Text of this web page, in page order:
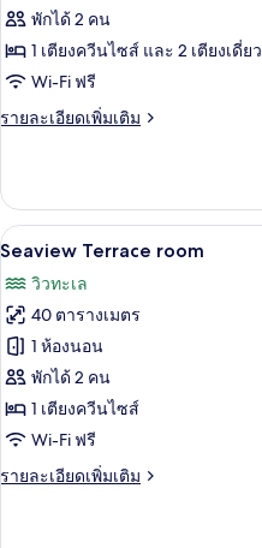
ของ
เพ
นท์
เฮา
2
ห้อง
นอน
พักได้ 2 คน
1 เตียงควีนไซส์ และ 2 เตียงเดี่ยว
Wi-Fi ฟรี
รายละเอียดเพิ่มเติม
ราย
เกี่ยว
กับ
เพ
เฮา
ส์,
ห้อง
นอน
เปิด
ภาพถ่าย
ทั้งหมด
ของ
Seaview
Terrace
room
5
Seaview Terrace room
วิวทะเล
40 ตารางเมตร
1 ห้องนอน
พักได้ 2 คน
1 เตียงควีนไซส์
Wi-Fi ฟรี
รายละเอียดเพิ่มเติม
ราย